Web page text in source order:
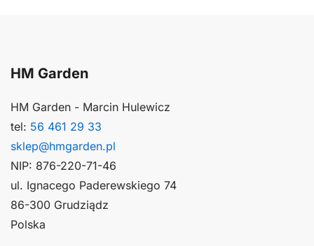
HM Garden
HM Garden - Marcin Hulewicz
tel: 56 461 29 33
sklep@hmgarden.pl
NIP: 876-220-71-46
ul. Ignacego Paderewskiego 74
86-300 Grudziądz
Polska